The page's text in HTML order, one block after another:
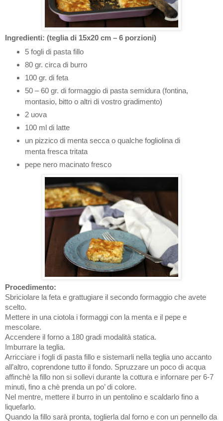
Ingredienti: (teglia di 15x20 cm – 6 porzioni)
5 fogli di pasta fillo
80 gr. circa di burro
100 gr. di feta
50 – 60 gr. di formaggio di pasta semidura (fontina,
montasio, bitto o altri di vostro gradimento)
2 uova
100 ml di latte
un pizzico di menta secca o qualche fogliolina di
menta fresca tritata
pepe nero macinato fresco
Procedimento:
Sbriciolare la feta e grattugiare il secondo formaggio che avete
scelto.
Mettere in una ciotola i formaggi con la menta e il pepe e
mescolare.
Accendere il forno a 180 gradi modalità statica.
Imburrare la teglia.
Arricciare i fogli di pasta fillo e sistemarli nella teglia uno accanto
all’altro, coprendone tutto il fondo. Spruzzare un poco di acqua
affinchè la fillo non si sollevi durante la cottura e infornare per 6-7
minuti, fino a chè prenda un po’ di colore.
Nel mentre, mettere il burro in un pentolino e scaldarlo fino a
liquefarlo.
Quando la fillo sarà pronta, toglierla dal forno e con un pennello da